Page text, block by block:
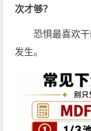
次才够？
恐惧最喜欢
发生。